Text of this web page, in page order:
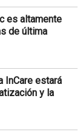
es altamente
de última
InCare estará
y la